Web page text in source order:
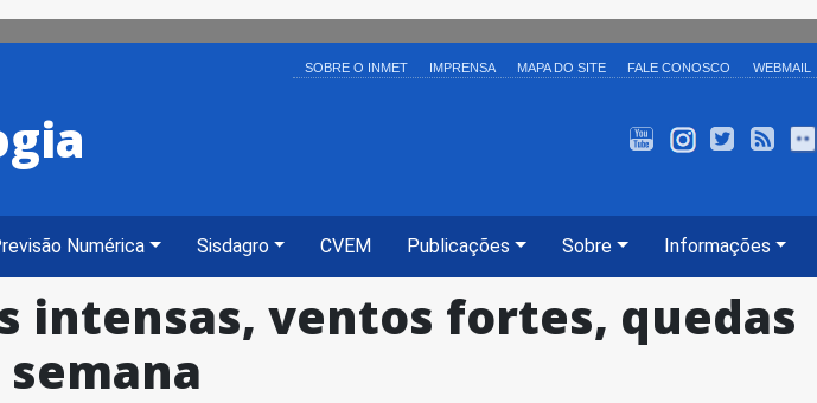
SOBRE O INMET IMPRENSA MAPA DO SITE FALE CONOSCO WEBMAIL
INMET TV
Instagram
Twitter
Numérica Sisdagro CVEM Publicações Sobre Informações
intensas, ventos fortes, quedas